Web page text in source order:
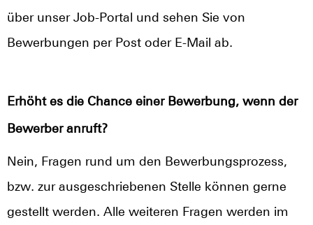
über unser Job-Portal und sehen Sie von
Bewerbungen per Post oder E-Mail ab.
Erhöht es die Chance einer Bewerbung, wenn der
Bewerber anruft?
Nein, Fragen rund um den Bewerbungsprozess,
bzw. zur ausgeschriebenen Stelle können gerne
gestellt werden. Alle weiteren Fragen werden im